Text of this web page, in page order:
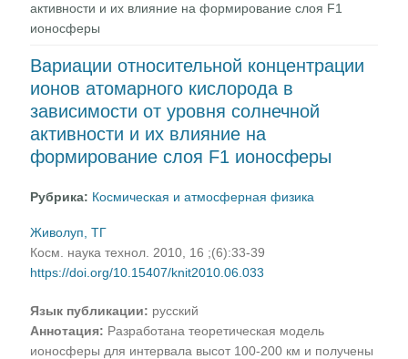
активности и их влияние на формирование слоя F1
ионосферы
Вариации относительной концентрации
ионов атомарного кислорода в
зависимости от уровня солнечной
активности и их влияние на
формирование слоя F1 ионосферы
Рубрика: Космическая и атмосферная физика
Живолуп, ТГ
Косм. наука технол. 2010, 16 ;(6):33-39
https://doi.org/10.15407/knit2010.06.033
Язык публикации: русский
Аннотация: Разработана теоретическая модель
ионосферы для интервала высот 100-200 км и получены